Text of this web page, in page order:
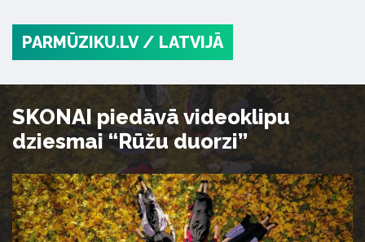
PARMŪZIKU.LV / LATVIJĀ
SKONAI piedāvā videoklipu
dziesmai “Rūžu duorzi”